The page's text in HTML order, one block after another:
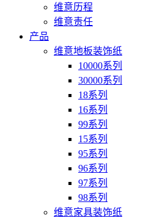
维意历程
维意责任
产品
维意地板装饰纸
10000系列
30000系列
18系列
16系列
99系列
15系列
95系列
96系列
97系列
98系列
维意家具装饰纸